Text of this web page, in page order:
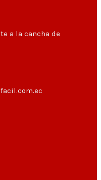
a la cancha de